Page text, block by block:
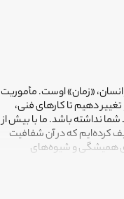
انسان، «زمان» اوست. مأموریت
دهیم تا کارهای فنی،
نداشته باشد. ما با بیش از
کرده‌ایم که در آن شفافیت
همیشگی و شیوه‌های
تا نتیجه نهایی،
برای آرامش خود